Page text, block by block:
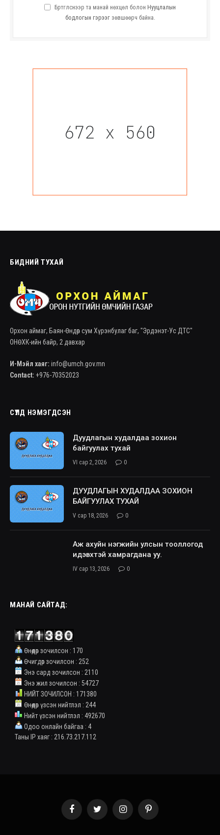
Бүртгүүлснээр та манай нөхцөл болон Нууцлалын
бодлогын гэрээгзөвшөөрч байна.
БИДНИЙ ТУХАЙ
Орхон аймаг, Баян-Өндөр сум Хүрэнбулаг баг, "Эрдэнэт-Ус ДТС"
ОНӨХК-ийн байр, 2 давхар
И-Мэйл хаяг: info@umch.gov.mn
Contact: +976-70352023
СҮҮЛД НЭМЭГДСЭН
Дуудлагын худалдаа зохион
байгуулах тухай
VI сар 2, 2026 0
ДУУДЛАГЫН ХУДАЛДАА ЗОХИОН
БАЙГУУЛАХ ТУХАЙ
V сар 18, 2026 0
Аж ахуйн нэгжийн улсын тооллогод
идэвхтэй хамрагдана уу.
IV сар 13, 2026 0
МАНАЙ САЙТАД:
Өнөөдөр зочилсон : 170
Өчигдөр зочилсон : 252
Энэ сард зочилсон : 2110
Энэ жил зочилсон : 54727
НИЙТ ЗОЧИЛСОН : 171380
Өнөөдөр үзсэн нийтлэл : 244
Нийт үзсэн нийтлэл : 492670
Одоо онлайн байгаа : 4
Таны IP хаяг : 216.73.217.112
FacebookTwitter InstagramPinterest